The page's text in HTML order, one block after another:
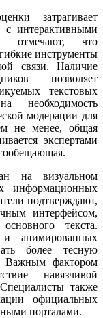
затрагивает
с интерактивными
отмечают, что
инструменты
связи. Наличие
позволяет
текстовых
необходимость
модерации для
не менее, общая
экспертами
на визуальном
информационных
подтверждают,
интерфейсом,
текста.
и анимированных
более тесную
Важным фактором
навязчивой
также
официальных
порталами.